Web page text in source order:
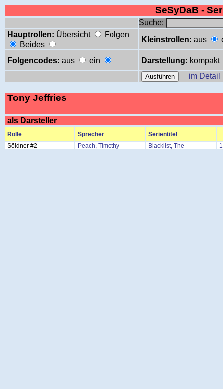
SeSyDaB -
Suche:
Hauptrollen: Übersicht
Folgen
Beides
Kleinstrollen: aus
Folgencodes: aus ein Darstellung: kompakt
im Detail
Tony Jeffries
als Darsteller
Rolle Sprecher
Serientitel
Söldner #2
Peach, Timothy Blacklist, The